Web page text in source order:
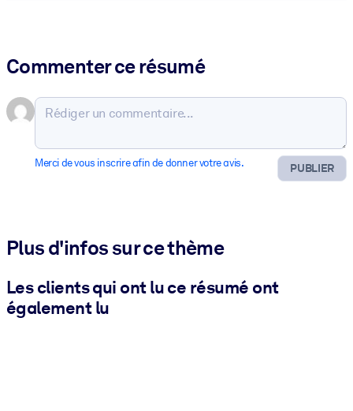
Commenter ce résumé
PUBLIER
Merci de vous inscrire afin de donner votre avis.
Plus d'infos sur ce thème
Les clients qui ont lu ce résumé ont
également lu